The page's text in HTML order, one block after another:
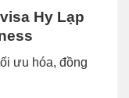
Hy Lạp
ưu hóa, đồng